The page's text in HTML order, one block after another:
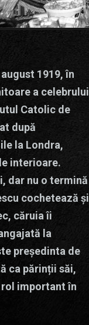
1919, în
a celebrului
Catolic de
după
la Londra,
interioare.
dar nu o termină
cochetează și
căruia îi
la
președinta de
ca părinții săi,
important în